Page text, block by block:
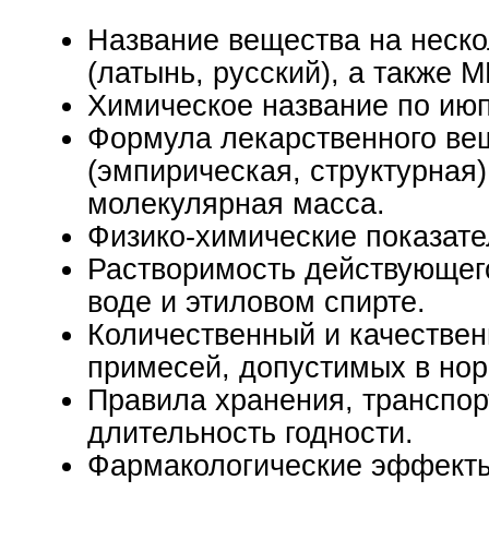
Название вещества на
(латынь, русский), а также
Химическое название по
Формула лекарственного
(эмпирическая,
молекулярная масса.
Физико-химические
Растворимость
воде и этиловом спирте.
Количественный и
примесей, допустимых в
Правила хранения,
длительность годности.
Фармакологические